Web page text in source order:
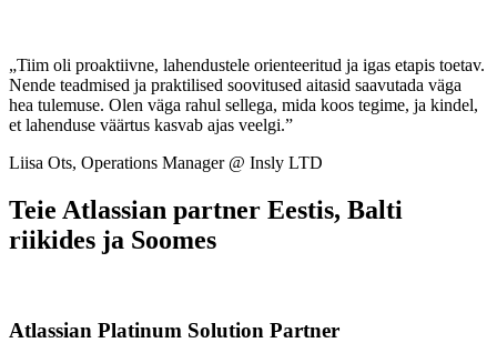
„Tiim oli proaktiivne, lahendustele orienteeritud ja igas etapis toetav.
Nende teadmised ja praktilised soovitused aitasid saavutada väga
hea tulemuse. Olen väga rahul sellega, mida koos tegime, ja kindel,
et lahenduse väärtus kasvab ajas veelgi.”
Liisa Ots, Operations Manager @ Insly LTD
Teie Atlassian partner Eestis, Balti
riikides ja Soomes
Atlassian Platinum Solution Partner